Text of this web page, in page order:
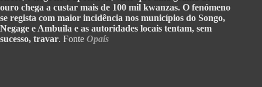
ouro chega a custar mais de 100 mil kwanzas. O fenómeno
se regista com maior incidência nos municípios do Songo,
Negage e Ambuila e as autoridades locais tentam, sem
sucesso, travar. Fonte Opaís